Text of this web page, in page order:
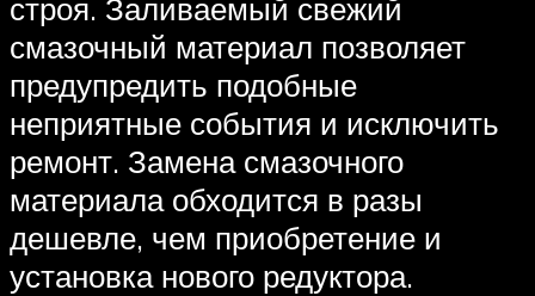
строя. Заливаемый свежий
смазочный материал позволяет
предупредить подобные
неприятные события и исключить
ремонт. Замена смазочного
материала обходится в разы
дешевле, чем приобретение и
установка нового редуктора.